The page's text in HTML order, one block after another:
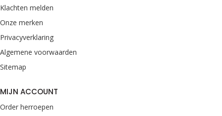
Klachten melden
Onze merken
Privacyverklaring
Algemene voorwaarden
Sitemap
MIJN ACCOUNT
Order herroepen